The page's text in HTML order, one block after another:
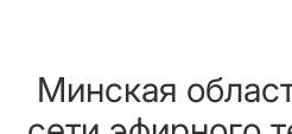
Минская